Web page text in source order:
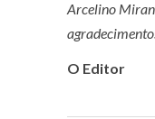
Arcelino
O Editor